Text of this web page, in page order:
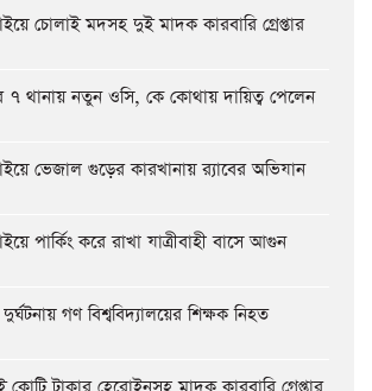
চোলাই মদসহ দুই মাদক কারবারি গ্রেপ্তার
৭ থানায় নতুন ওসি, কে কোথায় দায়িত্ব পেলেন
ভেজাল গুড়ের কারখানায় র‌্যাবের অভিযান
পার্কিং করে রাখা যাত্রীবাহী বাসে আগুন
গণ বিশ্ববিদ্যালয়ের শিক্ষক নিহত